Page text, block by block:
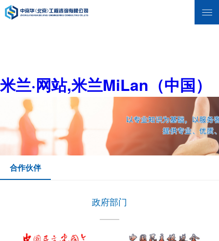
米兰·网站,米兰MiLan（中国）
合作伙伴
政府部门